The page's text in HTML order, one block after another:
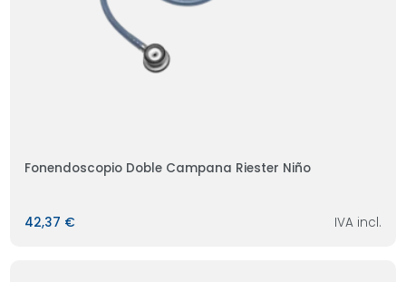
Fonendoscopio Doble Campana Riester Niño
42,37 € IVA incl.